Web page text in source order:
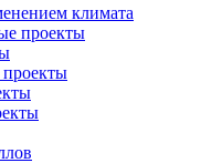
климата
проекты